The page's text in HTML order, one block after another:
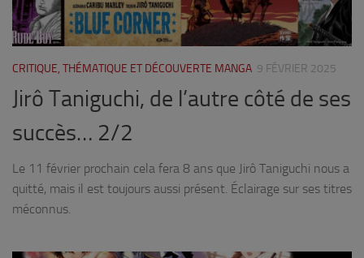
CRITIQUE, THÉMATIQUE ET DÉCOUVERTE MANGA 9 FÉVRIER 2025
Jirô Taniguchi, de l’autre côté de ses
succès… 2/2
Le 11 février prochain cela fera 8 ans que Jirô Taniguchi nous a
quitté, mais il est toujours aussi présent. Éclairage sur ses titres
méconnus.